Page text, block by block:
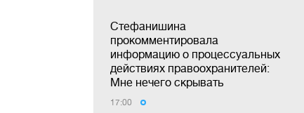
Стефанишина
прокомментировала
информацию о процессуальных
действиях правоохранителей:
Мне нечего скрывать
17:00